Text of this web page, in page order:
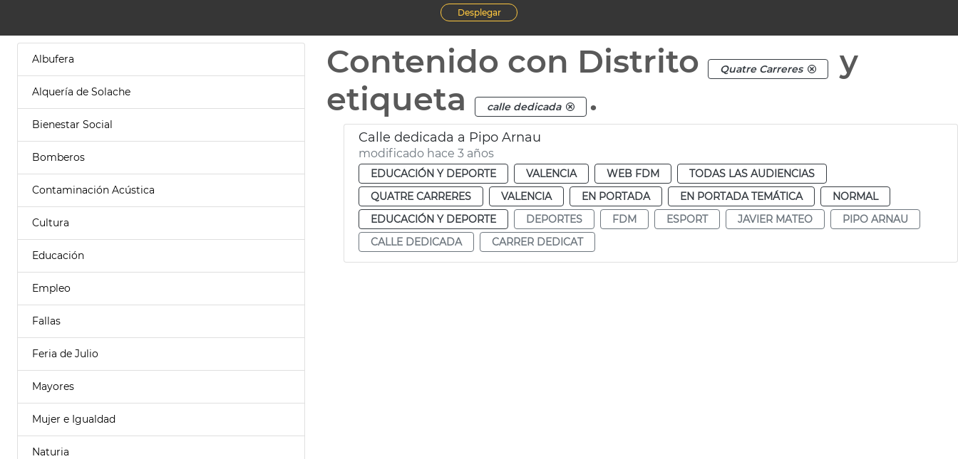
Desplegar
Albufera
Alquería de Solache
Bienestar Social
Bomberos
Contaminación Acústica
Cultura
Educación
Empleo
Fallas
Feria de Julio
Mayores
Mujer e Igualdad
Naturia
Contenido con Distrito Quatre Carreres
y
etiqueta
calle dedicada .
Calle dedicada a Pipo Arnau
modificado hace 3 años
EDUCACIÓN Y DEPORTE VALENCIA WEB FDM
TODAS LAS AUDIENCIAS
QUATRE CARRERES
VALENCIA EN PORTADA EN PORTADA TEMÁTICA
NORMAL
EDUCACIÓN Y DEPORTE
DEPORTES FDM ESPORT JAVIER MATEO
PIPO ARNAU
CALLE DEDICADA
CARRER DEDICAT